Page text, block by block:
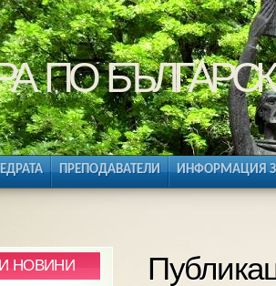
по
ПРЕПОДАВАТЕЛИ ИНФОРМАЦИЯ
НОВИНИ